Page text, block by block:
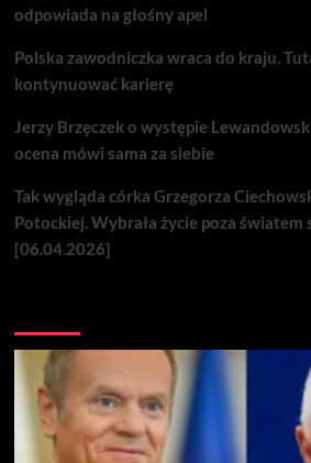
odpowiada na głośny apel
Polska zawodniczka wraca do kraju.
kontynuować karierę
Jerzy Brzęczek o występie
ocena mówi sama za siebie
Tak wygląda córka Grzegorza
Potockiej. Wybrała życie poza światem
[06.04.2026]